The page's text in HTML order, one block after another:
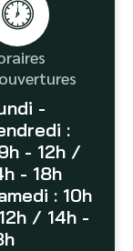
-
:
- 12h /
- 18h
: 10h
/ 14h -